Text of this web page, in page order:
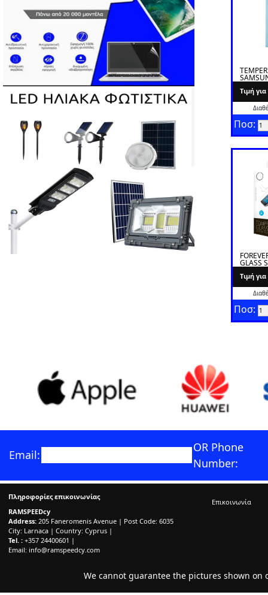
I9080
Tιμή
Ποσ:
GLASS
EDGE
Tιμή
Ποσ:
Email:
OR Phone
Number:
Πληροφορίες επικοινωνίας
RAMSPEEDcy
Address: 205 Faneromenis Avenue | Post Code: 6035
City: Larnaca | Country: Cyprus |
Tel. : +357 24400601 |
Email: info@ramspeedcy.com
Επικοινωνία
We cannot guarantee the pictures shown on